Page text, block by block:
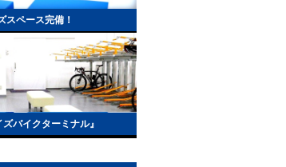
スペース完備！
バイクターミナル』